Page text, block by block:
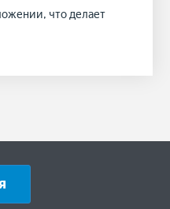
что делает